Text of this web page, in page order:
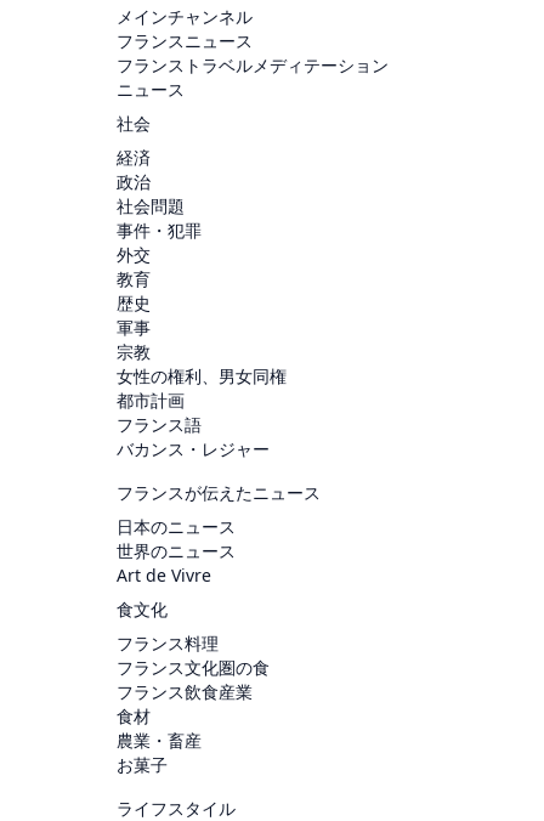
メインチャンネル
フランスニュース
フランストラベルメディテーション
ニュース
社会
経済
政治
社会問題
事件・犯罪
外交
教育
歴史
軍事
宗教
女性の権利、男女同権
都市計画
フランス語
バカンス・レジャー
フランスが伝えたニュース
日本のニュース
世界のニュース
Art de Vivre
食文化
フランス料理
フランス文化圏の食
フランス飲食産業
食材
農業・畜産
お菓子
ライフスタイル